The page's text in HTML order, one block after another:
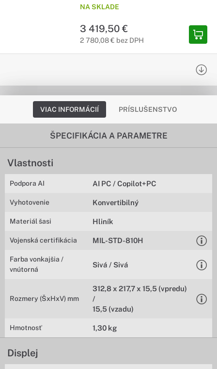
NA SKLADE
3 419,50 €
2 780,08 € bez DPH
VIAC INFORMÁCIÍ PRÍSLUŠENSTVO
ŠPECIFIKÁCIA A PARAMETRE
Vlastnosti
Podpora AI AI PC / Copilot+PC
Vyhotovenie Konvertibilný
Materiál šasi Hliník
Vojenská certifikácia MIL-STD-810H
Farba vonkajšia /
vnútorná
Sivá / Sivá
Rozmery (ŠxHxV) mm
312,8 x 217,7 x 15,5 (vpredu)
/
15,5 (vzadu)
Hmotnosť 1,30 kg
Displej